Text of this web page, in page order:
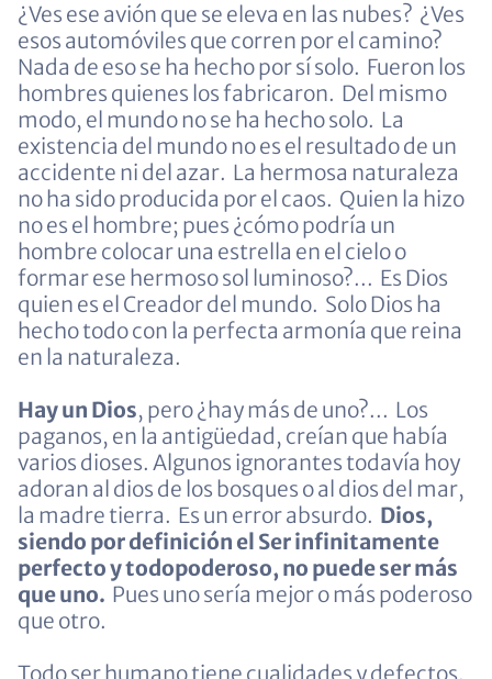
¿Ves ese avión que se eleva en las nubes? ¿Ves
esos automóviles que corren por el camino?
Nada de eso se ha hecho por sí solo. Fueron los
hombres quienes los fabricaron. Del mismo
modo, el mundo no se ha hecho solo. La
existencia del mundo no es el resultado de un
accidente ni del azar. La hermosa naturaleza
no ha sido producida por el caos. Quien la hizo
no es el hombre; pues ¿cómo podría un
hombre colocar una estrella en el cielo o
formar ese hermoso sol luminoso?... Es Dios
quien es el Creador del mundo. Solo Dios ha
hecho todo con la perfecta armonía que reina
en la naturaleza.
Hay un Dios, pero ¿hay más de uno?... Los
paganos, en la antigüedad, creían que había
varios dioses. Algunos ignorantes todavía hoy
adoran al dios de los bosques o al dios del mar,
la madre tierra. Es un error absurdo. Dios,
siendo por definición el Ser infinitamente
perfecto y todopoderoso, no puede ser más
que uno. Pues uno sería mejor o más poderoso
que otro.
Todo ser humano tiene cualidades y defectos.